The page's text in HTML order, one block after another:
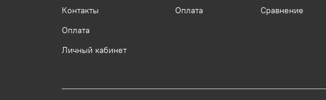
Контакты
Оплата
Личный кабинет
Оплата
Сравнение